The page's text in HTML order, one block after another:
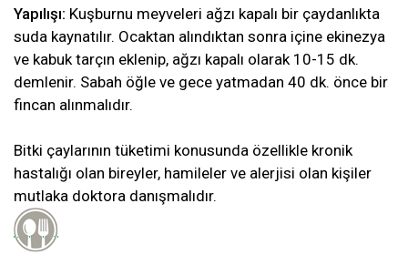
Yapılışı: Kuşburnu meyveleri ağzı kapalı bir çaydanlıkta
suda kaynatılır. Ocaktan alındıktan sonra içine ekinezya
ve kabuk tarçın eklenip, ağzı kapalı olarak 10-15 dk.
demlenir. Sabah öğle ve gece yatmadan 40 dk. önce bir
fincan alınmalıdır.
Bitki çaylarının tüketimi konusunda özellikle kronik
hastalığı olan bireyler, hamileler ve alerjisi olan kişiler
mutlaka doktora danışmalıdır.